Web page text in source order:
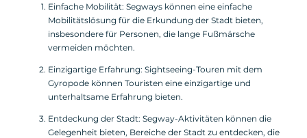
Einfache Mobilität: Segways können eine einfache
Mobilitätslösung für die Erkundung der Stadt bieten,
insbesondere für Personen, die lange Fußmärsche
vermeiden möchten.
Einzigartige Erfahrung: Sightseeing-Touren mit dem
Gyropode können Touristen eine einzigartige und
unterhaltsame Erfahrung bieten.
Entdeckung der Stadt: Segway-Aktivitäten können die
Gelegenheit bieten, Bereiche der Stadt zu entdecken, die